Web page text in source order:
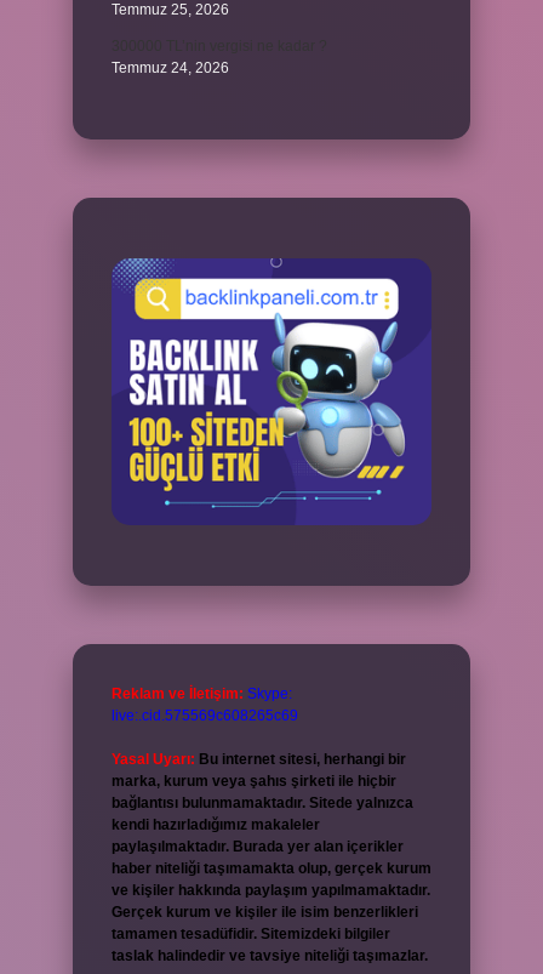
Temmuz 25, 2026
Temmuz 24, 2026
Reklam ve İletişim: Skype:
live:.cid.575569c608265c69
Yasal Uyarı: Bu internet sitesi, herhangi bir
marka, kurum veya şahıs şirketi ile hiçbir
bağlantısı bulunmamaktadır. Sitede yalnızca
kendi hazırladığımız makaleler
paylaşılmaktadır. Burada yer alan içerikler
haber niteliği taşımamakta olup, gerçek kurum
ve kişiler hakkında paylaşım yapılmamaktadır.
Gerçek kurum ve kişiler ile isim benzerlikleri
tamamen tesadüfidir. Sitemizdeki bilgiler
taslak halindedir ve tavsiye niteliği taşımazlar.